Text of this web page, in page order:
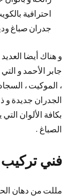
احترافية
جدران صباغ
و هناك أيضا
جابر الأحمد و
، الموكيت ،
الجدران جديدة و
بكافة الألوان
الصباغ .
فني
مللت من دهان